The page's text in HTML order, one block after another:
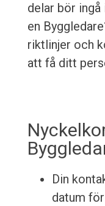
delar bör
en
riktlinjer och
att få ditt
Din
datum